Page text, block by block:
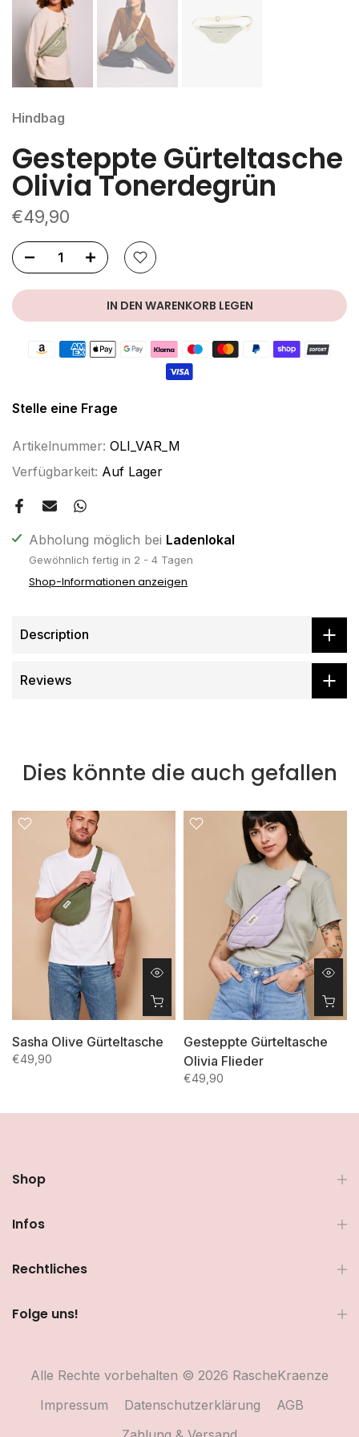
Hindbag
Gesteppte Gürteltasche
Olivia Tonerdegrün
€49,90
IN DEN WARENKORB LEGEN
Stelle eine Frage
Artikelnummer: OLI_VAR_M
Verfügbarkeit: Auf Lager
Abholung möglich bei Ladenlokal
Gewöhnlich fertig in 2 - 4 Tagen
Shop-Informationen anzeigen
Description
Reviews
Dies könnte die auch gefallen
Sasha Olive Gürteltasche
€49,90
Gesteppte Gürteltasche
Olivia Flieder
€49,90
Shop
Infos
Rechtliches
Folge uns!
Alle Rechte vorbehalten © 2026 RascheKraenze
Impressum
Datenschutzerklärung
AGB